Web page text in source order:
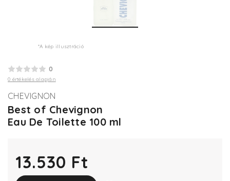
*A kép illusztráció
0
0 értékelés alapján
CHEVIGNON
Best of Chevignon
Eau De Toilette 100 ml
13.530 Ft